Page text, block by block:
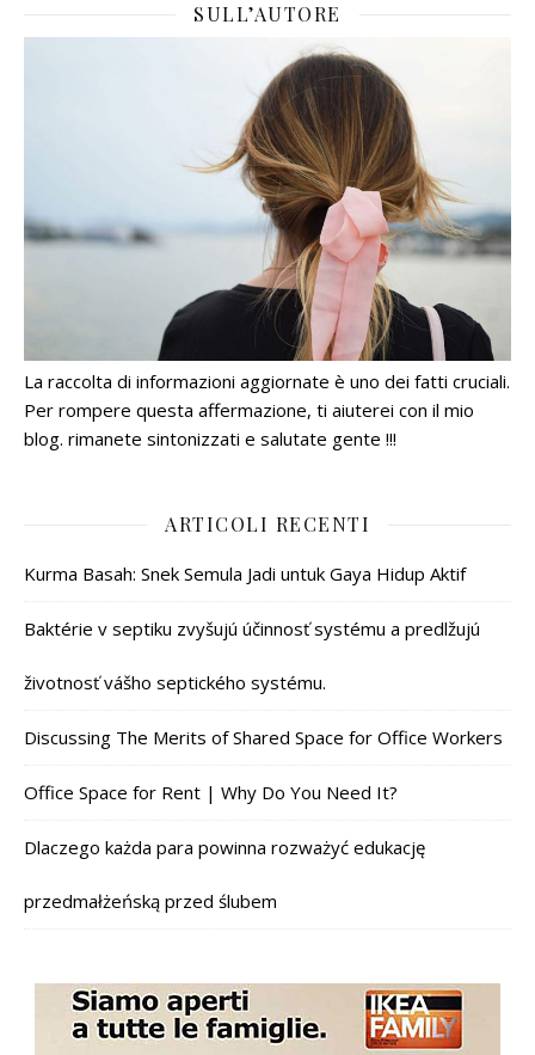
SULL’AUTORE
La raccolta di informazioni aggiornate è uno dei fatti cruciali.
Per rompere questa affermazione, ti aiuterei con il mio
blog. rimanete sintonizzati e salutate gente !!!
ARTICOLI RECENTI
Kurma Basah: Snek Semula Jadi untuk Gaya Hidup Aktif
Baktérie v septiku zvyšujú účinnosť systému a predlžujú
životnosť vášho septického systému.
Discussing The Merits of Shared Space for Office Workers
Office Space for Rent | Why Do You Need It?
Dlaczego każda para powinna rozważyć edukację
przedmałżeńską przed ślubem